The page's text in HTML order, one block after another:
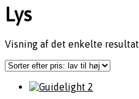
Lys
Visning af det enkelte resultat